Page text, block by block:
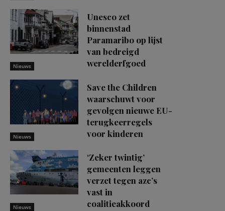
Nieuws
Unesco zet
binnenstad
Paramaribo op lijst
van bedreigd
werelderfgoed
Nieuws
Save the Children
waarschuwt voor
gevolgen nieuwe EU-
terugkeerregels
voor kinderen
Nieuws
‘Zeker twintig’
gemeenten leggen
verzet tegen azc’s
vast in
coalitieakkoord